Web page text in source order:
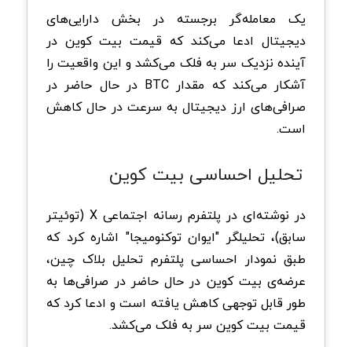
یک معامله‌گر برجسته در بخش دارایی‌های
دیجیتال ادعا می‌کند که قیمت بیت کوین در
آینده نزدیک سر به فلک می‌کشد و این واقعیت را
آشکار می‌کند که مقدار BTC در حال حاضر در
صرافی‌های ارز دیجیتال به سرعت در حال کاهش
است.
تحلیل احساسی بیت کوین
در نوشته‌ای در پلتفرم رسانه اجتماعی X (توئیتر
سابق)، تحلیلگر "ایوان توکنومیجا" اشاره کرد که
طبق نمودار احساسی پلتفرم تحلیل بلاک چین،
عرضه‌ی بیت کوین در حال حاضر در صرافی‌ها به
طور قابل توجهی کاهش یافته است و ادعا کرد که
قیمت بیت کوین سر به فلک می‌کشد.